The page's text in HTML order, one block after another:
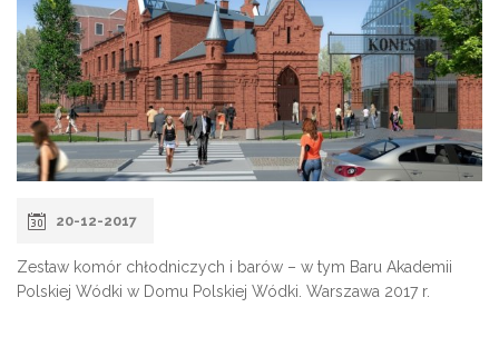
20-12-2017
Zestaw komór chłodniczych i barów – w tym Baru Akademii
Polskiej Wódki w Domu Polskiej Wódki. Warszawa 2017 r.